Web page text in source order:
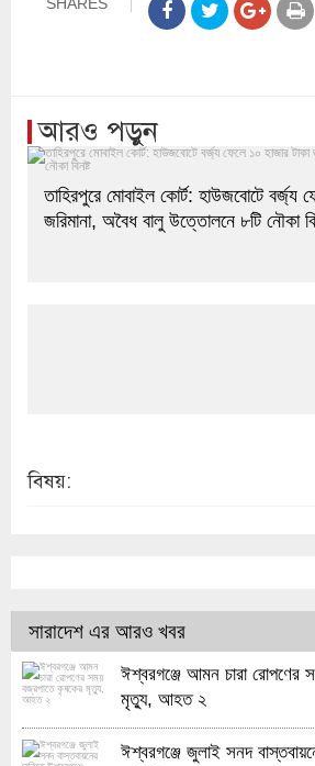
SHARES
আরও পড়ুন
তাহিরপুরে মোবাইল কোর্ট: হাউজবোটে বর্জ্য
জরিমানা, অবৈধ বালু উত্তোলনে ৮টি নৌকা
বিষয়:
সারাদেশ এর আরও খবর
ঈশ্বরগঞ্জে আমন চারা রোপণের
মৃত্যু, আহত ২
ঈশ্বরগঞ্জে জুলাই সনদ